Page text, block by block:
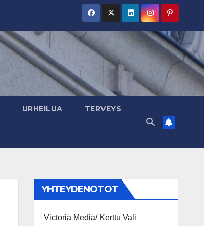
URHEILUA TERVEYS
YHTEYDENOTOT
Victoria Media/ Kerttu Vali